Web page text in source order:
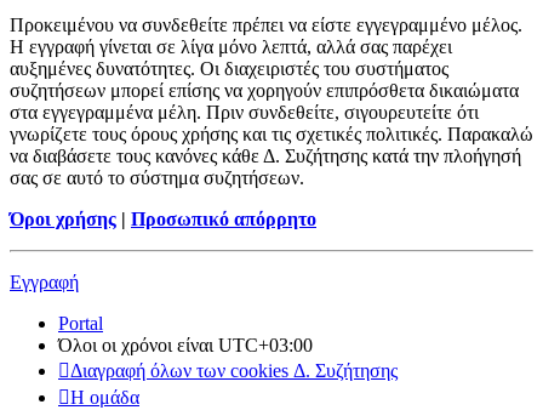
Προκειμένου να συνδεθείτε πρέπει να είστε εγγεγραμμένο μέλος.
Η εγγραφή γίνεται σε λίγα μόνο λεπτά, αλλά σας παρέχει
αυξημένες δυνατότητες. Οι διαχειριστές του συστήματος
συζητήσεων μπορεί επίσης να χορηγούν επιπρόσθετα δικαιώματα
στα εγγεγραμμένα μέλη. Πριν συνδεθείτε, σιγουρευτείτε ότι
γνωρίζετε τους όρους χρήσης και τις σχετικές πολιτικές. Παρακαλώ
να διαβάσετε τους κανόνες κάθε Δ. Συζήτησης κατά την πλοήγησή
σας σε αυτό το σύστημα συζητήσεων.
Όροι χρήσης | Προσωπικό απόρρητο
Εγγραφή
Portal
Όλοι οι χρόνοι είναι UTC+03:00
Διαγραφή όλων των cookies Δ. Συζήτησης
Η ομάδα